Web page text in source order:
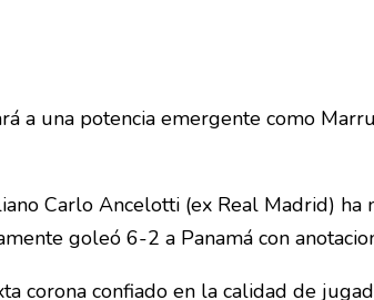
a una potencia emergente como
Carlo Ancelotti (ex Real Madrid)
goleó 6-2 a Panamá con
corona confiado en la calidad de